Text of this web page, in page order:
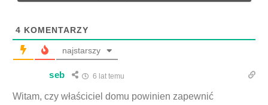
4 KOMENTARZY
najstarszy
seb 6 lat temu
Witam, czy właściciel domu powinien zapewnić